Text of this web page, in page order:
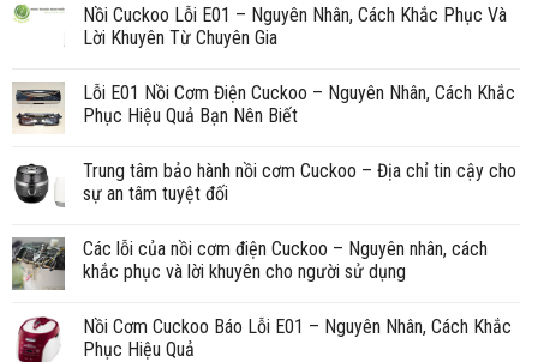
Nồi Cuckoo Lỗi E01 – Nguyên Nhân, Cách Khắc Phục Và
Lời Khuyên Từ Chuyên Gia
Lỗi E01 Nồi Cơm Điện Cuckoo – Nguyên Nhân, Cách Khắc
Phục Hiệu Quả Bạn Nên Biết
Trung tâm bảo hành nồi cơm Cuckoo – Địa chỉ tin cậy cho
sự an tâm tuyệt đối
Các lỗi của nồi cơm điện Cuckoo – Nguyên nhân, cách
khắc phục và lời khuyên cho người sử dụng
Nồi Cơm Cuckoo Báo Lỗi E01 – Nguyên Nhân, Cách Khắc
Phục Hiệu Quả